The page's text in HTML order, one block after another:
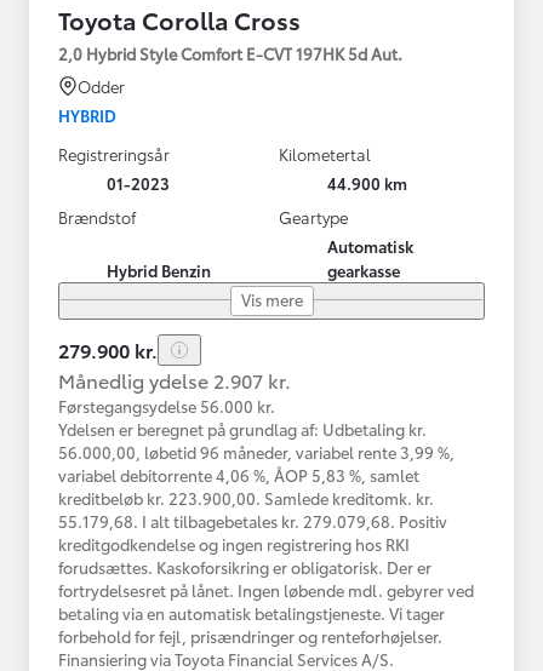
Toyota Corolla Cross
2,0 Hybrid Style Comfort E-CVT 197HK 5d Aut.
Odder
HYBRID
Registreringsår
01-2023
Kilometertal
44.900 km
Brændstof
Hybrid Benzin
Geartype
Automatisk
gearkasse
Vis mere
279.900 kr.
Månedlig ydelse 2.907 kr.
Førstegangsydelse 56.000 kr.
Ydelsen er beregnet på grundlag af: Udbetaling kr.
56.000,00, løbetid 96 måneder, variabel rente 3,99 %,
variabel debitorrente 4,06 %, ÅOP 5,83 %, samlet
kreditbeløb kr. 223.900,00. Samlede kreditomk. kr.
55.179,68. I alt tilbagebetales kr. 279.079,68. Positiv
kreditgodkendelse og ingen registrering hos RKI
forudsættes. Kaskoforsikring er obligatorisk. Der er
fortrydelsesret på lånet. Ingen løbende mdl. gebyrer ved
betaling via en automatisk betalingstjeneste. Vi tager
forbehold for fejl, prisændringer og renteforhøjelser.
Finansiering via Toyota Financial Services A/S.